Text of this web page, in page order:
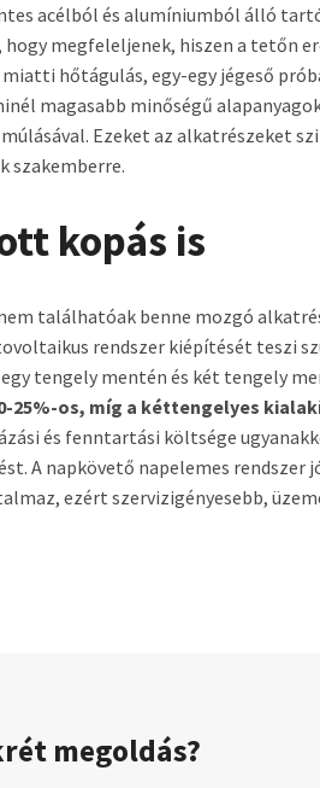
acélból és alumíniumból álló
megfeleljenek, hiszen a tetőn
hőtágulás, egy-egy jégeső
magasabb minőségű
Ezeket az alkatrészeket
szakemberre.
kopás is
találhatóak benne mozgó
rendszer kiépítését teszi
tengely mentén és két tengely
os, míg a kéttengelyes
és fenntartási költsége
A napkövető napelemes rendszer
ezért szervizigényesebb,
megoldás?